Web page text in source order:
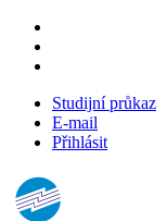
Studijní průkaz
E-mail
Přihlásit